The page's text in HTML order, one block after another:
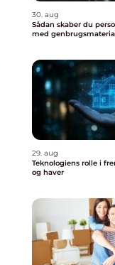
30. aug
Sådan skaber du
med
29. aug
Teknologiens rolle i
og haver